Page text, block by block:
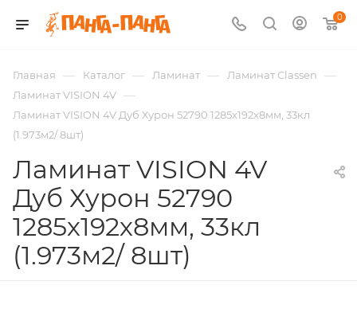
0
Главная — Каталог — Ламинат — Ламинат Classen —
Ламинат VISION 4V —
Ламинат VISION 4V Дуб Хурон 52790 1285х192х8мм, 33кл
(1.973м2/ 8шт)
Ламинат VISION 4V
Дуб Хурон 52790
1285х192х8мм, 33кл
(1.973м2/ 8шт)